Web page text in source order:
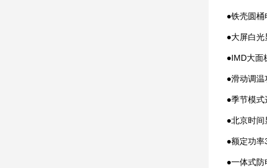
●铁壳圆桶
●大屏白光
●IMD大面
●滑动调温
●季节模
●北京时
●额定功
●一体式防